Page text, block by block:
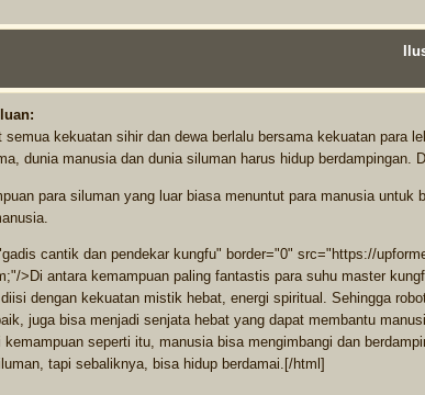
semua kekuatan sihir dan dewa berlalu bersama kekuatan para
dunia manusia dan dunia siluman harus hidup
para siluman yang luar biasa menuntut para manusia
cantik dan pendekar kungfu" border="0" src="https://
>Di antara kemampuan paling fantastis para suhu master
dengan kekuatan mistik hebat, energi spiritual. Sehingga
juga bisa menjadi senjata hebat yang dapat membantu
kemampuan seperti itu, manusia bisa mengimbangi dan
tapi sebaliknya, bisa hidup berdamai.[/html]